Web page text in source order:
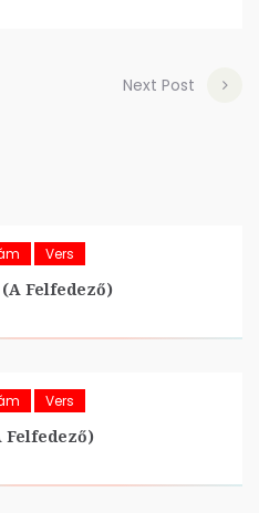
Next Post
Vers
Felfedező)
Vers
Felfedező)